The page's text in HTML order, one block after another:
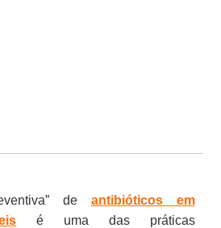
de antibióticos em
é uma das práticas